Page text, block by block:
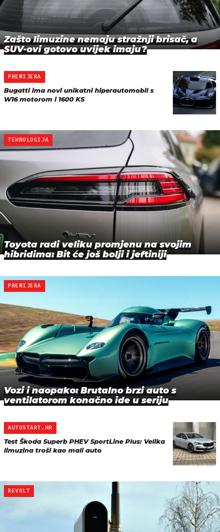
Zašto limuzine nemaju stražnji brisač, a
SUV-ovi gotovo uvijek imaju?
PREMIJERA
Bugatti ima novi unikatni hiperautomobil s
W16 motorom i 1600 KS
TEHNOLOGIJA
Toyota radi veliku promjenu na svojim
hibridima: Bit će još bolji i jeftiniji
PREMIJERA
Vozi i naopako: Brutalno brzi auto s
ventilatorom konačno ide u seriju
AUTOSTART.HR
Test Škoda Superb PHEV SportLine Plus: Velika
limuzina troši kao mali auto
REVOLT